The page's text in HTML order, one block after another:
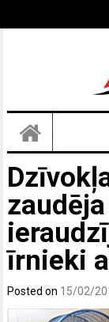
īrnieki
Posted on 15/02/